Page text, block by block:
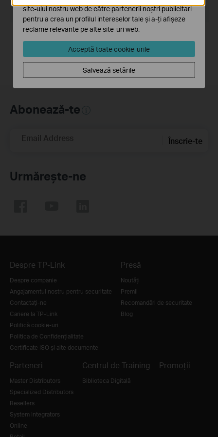
Sistem de Operare: Mac OS X10.9_10.13
1. For Archer T3U (EU) V1.
2. For Mac OS 10.9~10.13.
Abonează-te
Email Address Înscrie-te
Urmărește-ne
Despre TP-Link
Despre companie
Angajamentul nostru pentru securitate
Contactați-ne
Cariere la TP-Link
Politică cookie-uri
Politica de Confidențialitate
Certificate ISO și alte documente
Presă
Noutăţi
Premii
Recomandări de securitate
Blog
Parteneri
Master Distributors
Specialized Distributors
Resellers
System Integrators
Online
Centrul de Training
Biblioteca Digitală
Promoții
site-ului nostru web de către partenerii noștri publicitari
pentru a crea un profilul intereselor tale și a-ți afișeze
reclame relevante pe alte site-uri web.
Acceptă toate cookie-urile
Salvează setările